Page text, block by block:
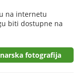
na internetu
biti dostupne na
fotografija